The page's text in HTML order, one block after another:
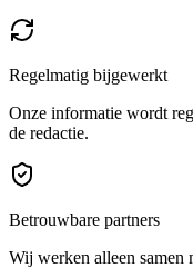
Regelmatig bijgewerkt
Onze informatie wordt
de redactie.
Betrouwbare partners
Wij werken alleen samen